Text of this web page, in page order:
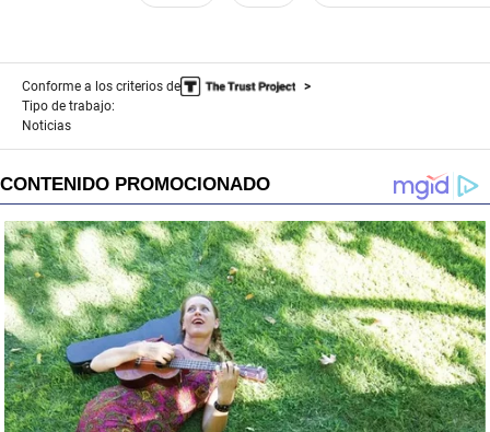
Conforme a los criterios de
Tipo de trabajo:
Noticias